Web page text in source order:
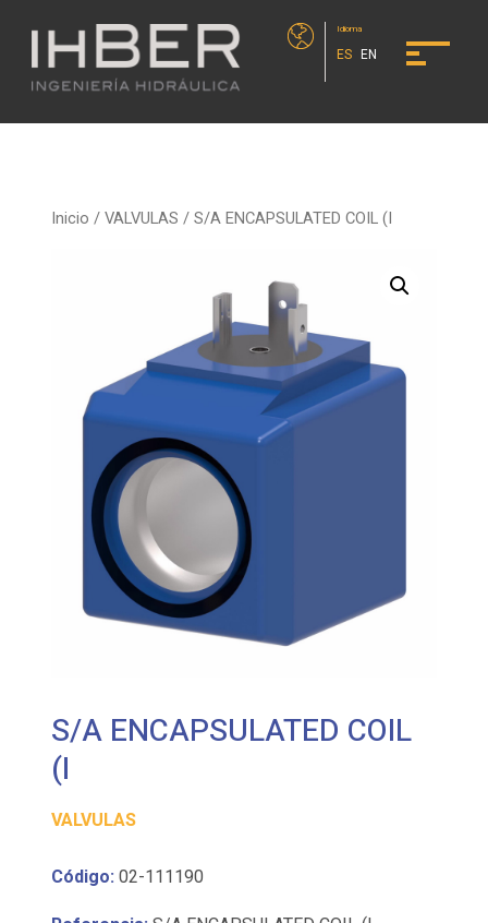
Idioma
ES EN
Inicio /VALVULAS / S/A ENCAPSULATED COIL (I
S/A ENCAPSULATED COIL
(I
VALVULAS
Código: 02-111190